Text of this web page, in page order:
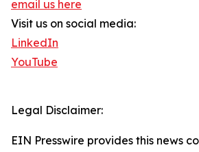
email us here
Visit us on social media:
LinkedIn
YouTube
Legal Disclaimer:
EIN Presswire provides this news